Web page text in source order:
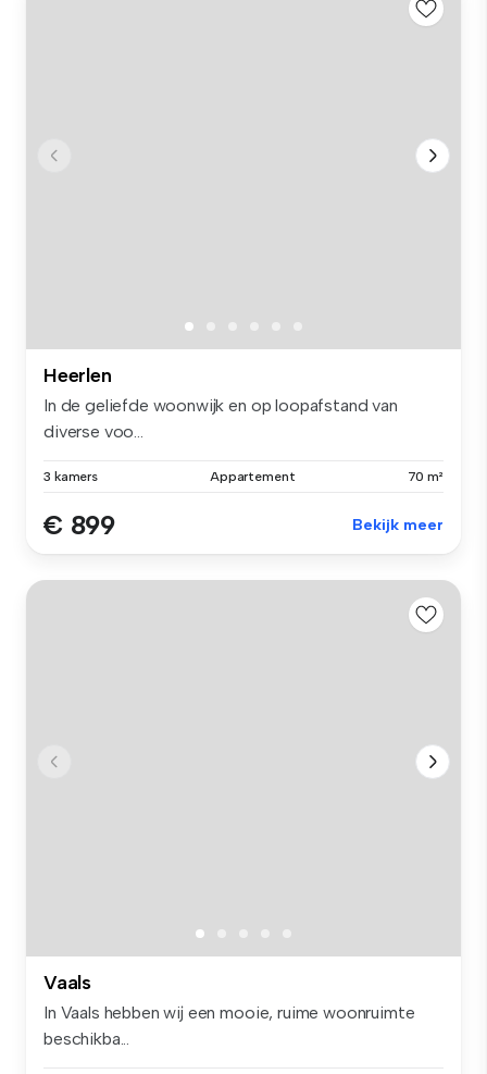
Heerlen
In de geliefde woonwijk en op loopafstand van
diverse voo...
3 kamers Appartement 70 m²
€ 899 Bekijk meer
Vaals
In Vaals hebben wij een mooie, ruime woonruimte
beschikba...